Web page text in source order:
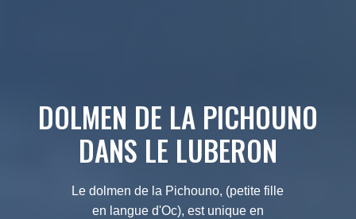
DOLMEN DE LA PICHOUNO
DANS LE LUBERON
Le dolmen de la Pichouno, (petite fille
en langue d'Oc), est unique en